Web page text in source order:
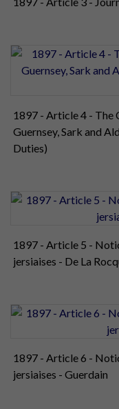
1897 - Article 4 - The
Guernsey, Sark and
Duties)
1897 - Article 5 -
jersiaises - De La
1897 - Article 6 -
jersiaises - Guerdain